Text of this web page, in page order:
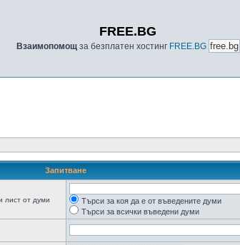
FREE.BG
Взаимопомощза безплатен хостинг FREE.BG
Запитване
лист от думи
Търси за коя да е от въведените думи
Търси за всички въведени думи